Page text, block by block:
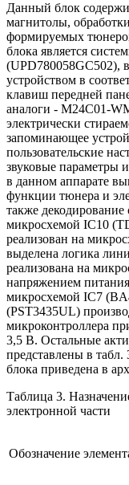
Данный блок
магнитолы,
формируемых
блока является
(UPD780058GC502),
устройством в
клавиш передней
аналоги - M24C01-
электрически
запоминающее
пользовательские
звуковые параметры
в данном аппарате
функции тюнера и
также декодирование
микросхемой IC10
реализован на
выделена логика
реализована на
напряжением
микросхемой IC7
(PST3435UL)
микроконтроллера
3,5 В. Остальные
представлены в
блока приведена в
Таблица 3.
электронной части
Обозначение